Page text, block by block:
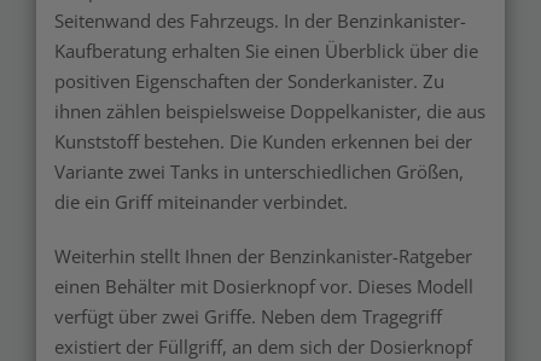
Seitenwand des Fahrzeugs. In der Benzinkanister-
Kaufberatung erhalten Sie einen Überblick über die
positiven Eigenschaften der Sonderkanister. Zu
ihnen zählen beispielsweise Doppelkanister, die aus
Kunststoff bestehen. Die Kunden erkennen bei der
Variante zwei Tanks in unterschiedlichen Größen,
die ein Griff miteinander verbindet.
Weiterhin stellt Ihnen der Benzinkanister-Ratgeber
einen Behälter mit Dosierknopf vor. Dieses Modell
verfügt über zwei Griffe. Neben dem Tragegriff
existiert der Füllgriff, an dem sich der Dosierknopf